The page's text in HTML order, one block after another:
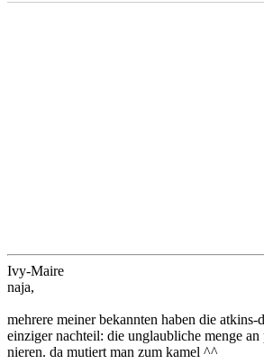
Ivy-Maire
naja,
mehrere meiner bekannten haben die atkins-
einziger nachteil: die unglaubliche menge
nieren. da mutiert man zum kamel ^^